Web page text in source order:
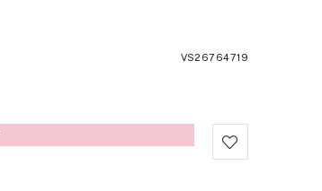
VS26764719